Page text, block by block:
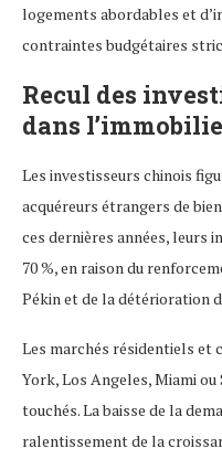
logements abordables et
contraintes budgétaires
Recul des
dans
Les investisseurs chinois
acquéreurs étrangers de
ces dernières années, leurs
70 %, en raison du
Pékin et de la détérioration
Les marchés résidentiels et
York, Los Angeles, Miami
touchés. La baisse de la
ralentissement de la